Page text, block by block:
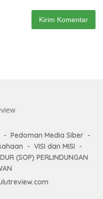
Pedoman Media Siber
VISI dan MISI
(SOP) PERLINDUNGAN